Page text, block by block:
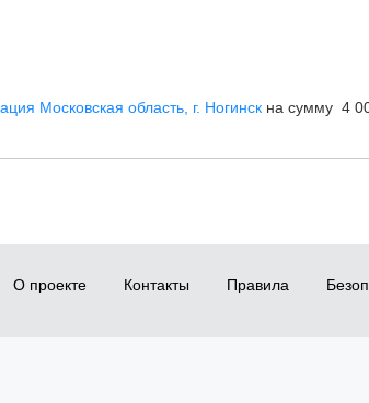
Московская область, г. Ногинск на сумму 4
О проекте Контакты Правила